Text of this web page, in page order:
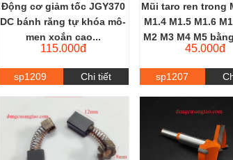
Động cơ giảm tốc JGY370
DC bánh răng tự khóa mô-
men xoắn cao...
115.000đ
sp1209 Chi tiết
Mũi taro ren trong
M1.4 M1.5 M1.6
M2 M3 M4 M5
45.000đ
sp1207